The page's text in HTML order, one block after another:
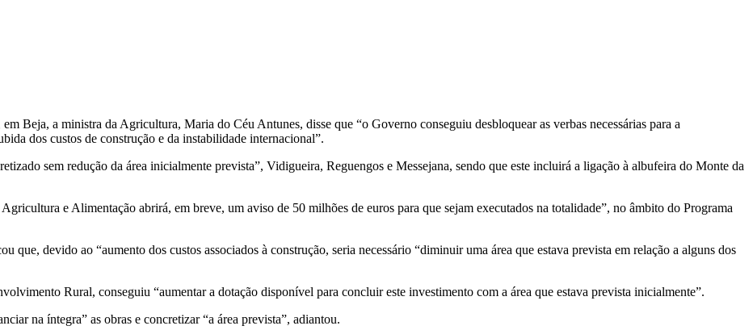
Beja, a ministra da Agricultura, Maria do Céu Antunes, disse que “o Governo conseguiu desbloquear as verbas necessárias para a
dos custos de construção e da instabilidade internacional”.
sem redução da área inicialmente prevista”, Vidigueira, Reguengos e Messejana, sendo que este incluirá a ligação à albufeira do Monte da
e Alimentação abrirá, em breve, um aviso de 50 milhões de euros para que sejam executados na totalidade”, no âmbito do Programa
que, devido ao “aumento dos custos associados à construção, seria necessário “diminuir uma área que estava prevista em relação a alguns dos
Rural, conseguiu “aumentar a dotação disponível para concluir este investimento com a área que estava prevista inicialmente”.
na íntegra” as obras e concretizar “a área prevista”, adiantou.